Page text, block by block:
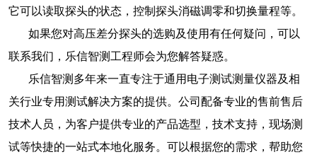
它可以读取探头的状态，控制探头消磁调零和切换量程等。
如果您对高压差分探头的选购及使用有任何疑问，可以
联系我们，乐信智测工程师会为您解答疑惑。
乐信智测多年来一直专注于通用电子测试测量仪器及相
关行业专用测试解决方案的提供。公司配备专业的售前售后
技术人员，为客户提供专业的产品选型，技术支持，现场测
试等快捷的一站式本地化服务。可以根据您的需求，帮助您